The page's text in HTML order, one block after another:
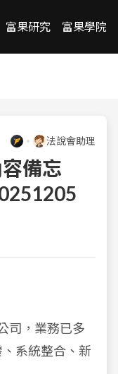
富果研究 富果學院
法說會助理
備忘
司，業務已多
系統整合、新